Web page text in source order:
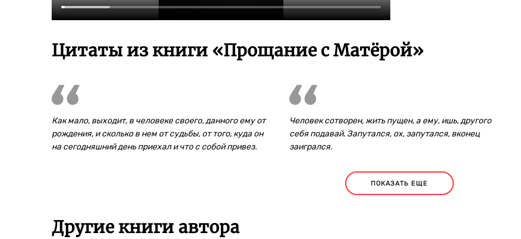
Цитаты из книги «Прощание с Матёрой»
Как мало, выходит, в человеке своего, данного ему от
рождения, и сколько в нем от судьбы, от того, куда он
на сегодняшний день приехал и что с собой привез.
Человек сотворен, жить пущен, а ему, ишь, другого
себя подавай. Запутался, ох, запутался, вконец
заигрался.
ПОКАЗАТЬ ЕЩЕ
Другие книги автора